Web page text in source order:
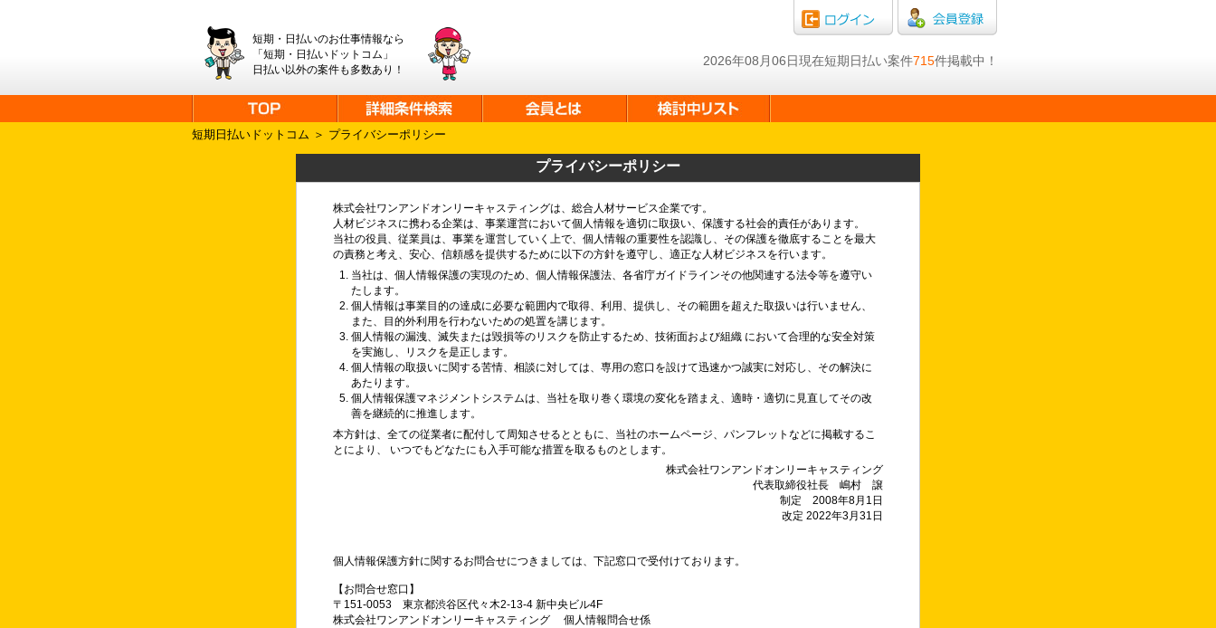
短期・日払いのお仕事情報なら
「短期・日払いドットコム」
日払い以外の案件も多数あり！
2026年08月06日現在短期日払い案件715件掲載中！
短期日払いドットコム ＞ プライバシーポリシー
プライバシーポリシー
株式会社ワンアンドオンリーキャスティングは、総合人材サービス企業です。
人材ビジネスに携わる企業は、事業運営において個人情報を適切に取扱い、保護する社会的責任があります。
当社の役員、従業員は、事業を運営していく上で、個人情報の重要性を認識し、その保護を徹底することを最大
の責務と考え、安心、信頼感を提供するために以下の方針を遵守し、適正な人材ビジネスを行います。
当社は、個人情報保護の実現のため、個人情報保護法、各省庁ガイドラインその他関連する法令等を遵守い
たします。
個人情報は事業目的の達成に必要な範囲内で取得、利用、提供し、その範囲を超えた取扱いは行いません、
また、目的外利用を行わないための処置を講じます。
個人情報の漏洩、滅失または毀損等のリスクを防止するため、技術面および組織 において合理的な安全対策
を実施し、リスクを是正します。
個人情報の取扱いに関する苦情、相談に対しては、専用の窓口を設けて迅速かつ誠実に対応し、その解決に
あたります。
個人情報保護マネジメントシステムは、当社を取り巻く環境の変化を踏まえ、適時・適切に見直してその改
善を継続的に推進します。
本方針は、全ての従業者に配付して周知させるとともに、当社のホームページ、パンフレットなどに掲載するこ
とにより、 いつでもどなたにも入手可能な措置を取るものとします。
株式会社ワンアンドオンリーキャスティング
代表取締役社長 嶋村 譲
制定 2008年8月1日
改定 2022年3月31日
個人情報保護方針に関するお問合せにつきましては、下記窓口で受付けております。
【お問合せ窓口】
〒151-0053 東京都渋谷区代々木2-13-4 新中央ビル4F
株式会社ワンアンドオンリーキャスティング 個人情報問合せ係